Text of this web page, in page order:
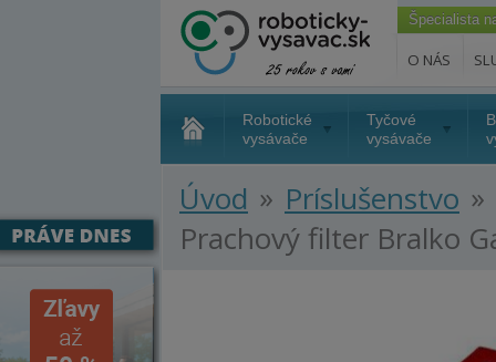
Špecialista
O NÁS
Robotické
vysávače
Tyčové
vysávače
Úvod » Príslušenstvo »
Prachový filter Bralko